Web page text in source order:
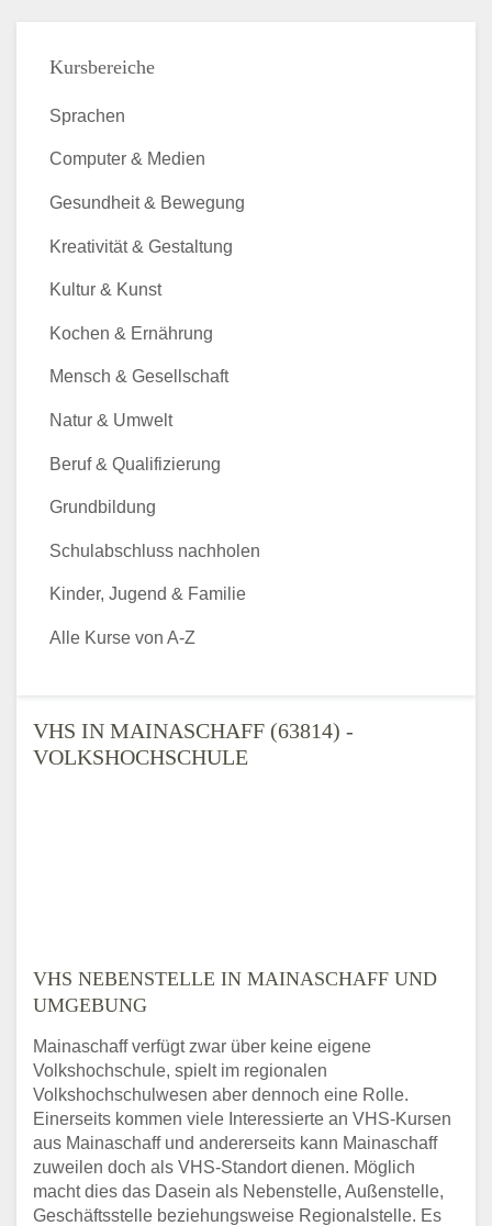
VHS IN MAINASCHAFF (63814) -
VOLKSHOCHSCHULE
VHS NEBENSTELLE IN MAINASCHAFF UND
UMGEBUNG
Mainaschaff verfügt zwar über keine eigene
Volkshochschule, spielt im regionalen
Volkshochschulwesen aber dennoch eine Rolle.
Einerseits kommen viele Interessierte an VHS-Kursen
aus Mainaschaff und andererseits kann Mainaschaff
zuweilen doch als VHS-Standort dienen. Möglich
macht dies das Dasein als Nebenstelle, Außenstelle,
Geschäftsstelle beziehungsweise Regionalstelle. Es
Kursbereiche
Sprachen
Computer & Medien
Gesundheit & Bewegung
Kreativität & Gestaltung
Kultur & Kunst
Kochen & Ernährung
Mensch & Gesellschaft
Natur & Umwelt
Beruf & Qualifizierung
Grundbildung
Schulabschluss nachholen
Kinder, Jugend & Familie
Alle Kurse von A-Z